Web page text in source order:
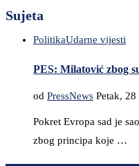
Sujeta
PolitikaUdarne vijesti
PES: Milatović zbog
od PressNews Petak, 28
Pokret Evropa sad je
zbog principa koje …